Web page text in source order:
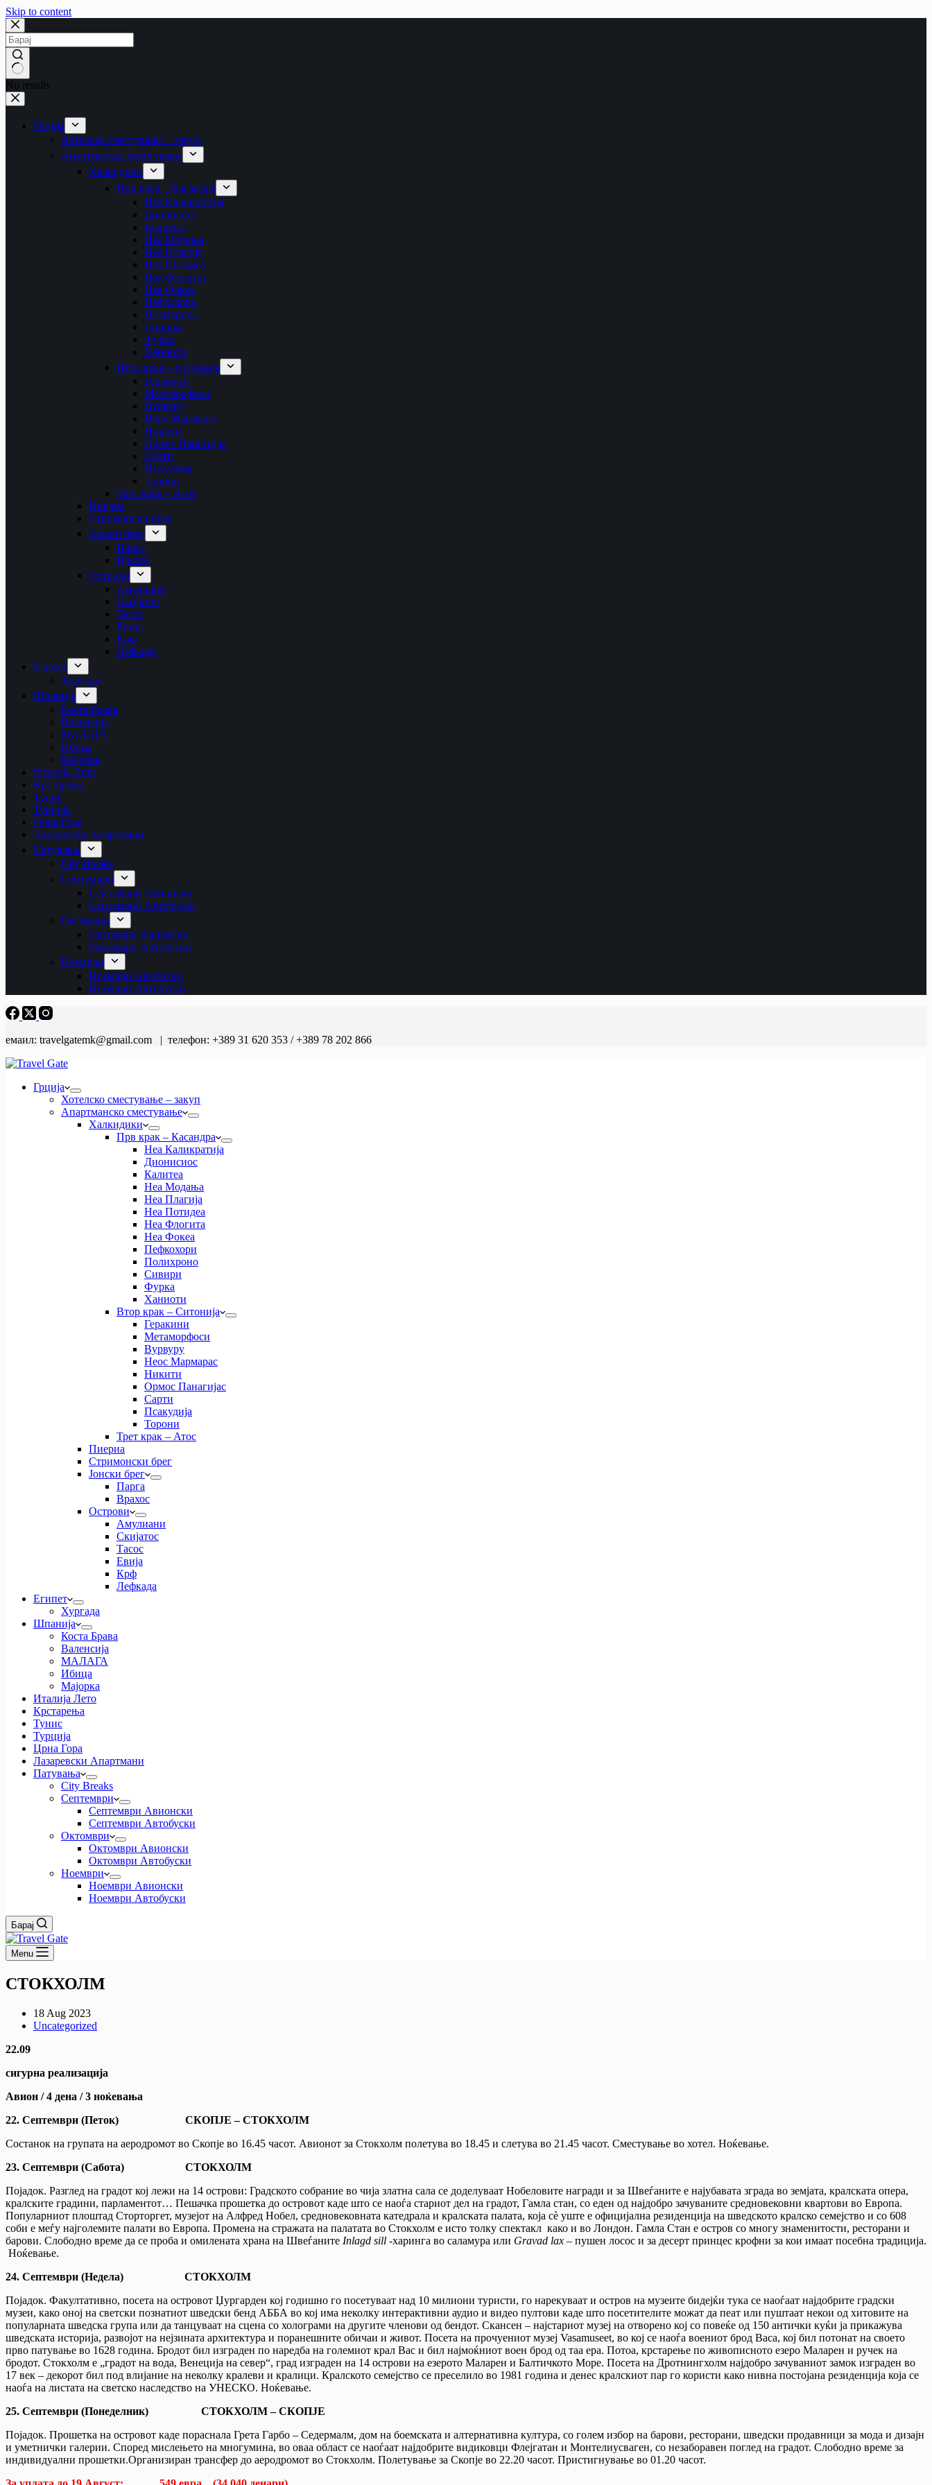
Skip to content
No results
Грција
Хотелско сместување – закуп
Апартманско сместување
Халкидики
Прв крак – Касандра
Неа Каликратија
Дионисиос
Калитеа
Неа Модања
Неа Плагија
Неа Потидеа
Неа Флогита
Неа Фокеа
Пефкохори
Полихроно
Сивири
Фурка
Ханиоти
Втор крак – Ситонија
Геракини
Метаморфоси
Вурвуру
Неос Мармарас
Никити
Ормос Панагијас
Сарти
Псакудија
Торони
Трет крак – Атос
Пиериа
Стримонски брег
Јонски брег
Парга
Врахос
Острови
Амулиани
Скијатос
Тасос
Евија
Крф
Лефкада
Египет
Хургада
Шпанија
Коста Брава
Валенсија
МАЛАГА
Ибица
Мајорка
Италија Лето
Крстарења
Тунис
Турција
Црна Гора
Лазаревски Апартмани
Патувања
City Breaks
Септември
Септември Авионски
Септември Автобуски
Октомври
Октомври Авионски
Октомври Автобуски
Ноември
Ноември Авионски
Ноември Автобуски
емаил: travelgatemk@gmail.com | телефон: +389 31 620 353 / +389 78 202 866
Грција
Хотелско сместување – закуп
Апартманско сместување
Халкидики
Прв крак – Касандра
Неа Каликратија
Дионисиос
Калитеа
Неа Модања
Неа Плагија
Неа Потидеа
Неа Флогита
Неа Фокеа
Пефкохори
Полихроно
Сивири
Фурка
Ханиоти
Втор крак – Ситонија
Геракини
Метаморфоси
Вурвуру
Неос Мармарас
Никити
Ормос Панагијас
Сарти
Псакудија
Торони
Трет крак – Атос
Пиериа
Стримонски брег
Јонски брег
Парга
Врахос
Острови
Амулиани
Скијатос
Тасос
Евија
Крф
Лефкада
Египет
Хургада
Шпанија
Коста Брава
Валенсија
МАЛАГА
Ибица
Мајорка
Италија Лето
Крстарења
Тунис
Турција
Црна Гора
Лазаревски Апартмани
Патувања
City Breaks
Септември
Септември Авионски
Септември Автобуски
Октомври
Октомври Авионски
Октомври Автобуски
Ноември
Ноември Авионски
Ноември Автобуски
Барај
Menu
СТОКХОЛМ
18 Aug 2023
Uncategorized
22.09
сигурна реализација
Авион / 4 дена / 3 ноќевања
22. Септември (Петок) СКОПЈЕ – СТОКХОЛМ
Состанок на групата на аеродромот во Скопје во 16.45 часот. Авионот за Стокхолм полетува во 18.45 и слетува во 21.45 часот. Сместување во хотел. Ноќевање.
23. Септември (Сабота) СТОКХОЛМ
Појадок. Разглед на градот кој лежи на 14 острови: Градското собрание во чија златна сала се доделуваат Нобеловите награди и за Швеѓаните е најубавата зграда во земјата, кралската опера,
кралските градини, парламентот… Пешачка прошетка до островот каде што се наоѓа стариот дел на градот, Гамла стан, со еден од најдобро зачуваните средновековни квартови во Европа.
Популарниот плоштад Сторторгет, музејот на Алфред Нобел, средновековната катедрала и кралската палата, која сè уште е официјална резиденција на шведското кралско семејство и со 608
соби е меѓу најголемите палати во Европа. Промена на стражата на палатата во Стокхолм е исто толку спектакл како и во Лондон. Гамла Стан е остров со многу знаменитости, ресторани и
барови. Слободно време да се проба и омилената храна на Швеѓаните Inlagd sill -харинга во саламура или Gravad lax – пушен лосос и за десерт принцес крофни за кои имаат посебна традиција.
Ноќевање.
24. Септември (Недела) СТОКХОЛМ
Појадок. Факултативно, посета на островот Џургарден кој годишно го посетуваат над 10 милиони туристи, го нарекуваат и остров на музеите бидејќи тука се наоѓаат најдобрите градски
музеи, како оној на светски познатиот шведски бенд АББА во кој има неколку интерактивни аудио и видео пултови каде што посетителите можат да пеат или пуштаат некои од хитовите на
популарната шведска група или да танцуваат на сцена со холограми на другите членови од бендот. Скансен – најстариот музеј на отворено кој со повеќе од 150 антички куќи ја прикажува
шведската историја, развојот на нејзината архитектура и поранешните обичаи и живот. Посета на прочуениот музеј Vasamuseet, во кој се наоѓа воениот брод Васа, кој бил потонат на своето
прво патување во 1628 година. Бродот бил изграден по наредба на големиот крал Вас и бил најмоќниот воен брод од таа ера. Потоа, крстарење по живописното езеро Маларен и ручек на
бродот. Стокхолм е „градот на вода, Венеција на север“, град изграден на 14 острови на езерото Маларен и Балтичкото Море. Посета на Дротнингхолм најдобро зачуваниот замок изграден во
17 век – декорот бил под влијание на неколку кралеви и кралици. Кралското семејство се преселило во 1981 година и денес кралскиот пар го користи како нивна постојана резиденција која се
наоѓа на листата на светско наследство на УНЕСКО. Ноќевање.
25. Септември (Понеделник) СТОКХОЛМ – СКОПЈЕ
Појадок. Прошетка на островот каде пораснала Грета Гарбо – Седермалм, дом на боемската и алтернативна култура, со голем избор на барови, ресторани, шведски продавници за мода и дизајн
и уметнички галерии. Според мислењето на многумина, во оваа област се наоѓаат најдобрите видиковци Флeјгатан и Монтелиусваген, со незаборавен поглед на градот. Слободно време за
индивидуални прошетки.Организиран трансфер до аеродромот во Стокхолм. Полетување за Скопје во 22.20 часот. Пристигнување во 01.20 часот.